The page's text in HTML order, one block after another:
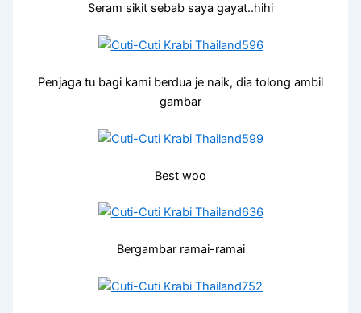
Seram sikit sebab saya gayat..hihi
Penjaga tu bagi kami berdua je naik, dia tolong ambil
gambar
Best woo
Bergambar ramai-ramai